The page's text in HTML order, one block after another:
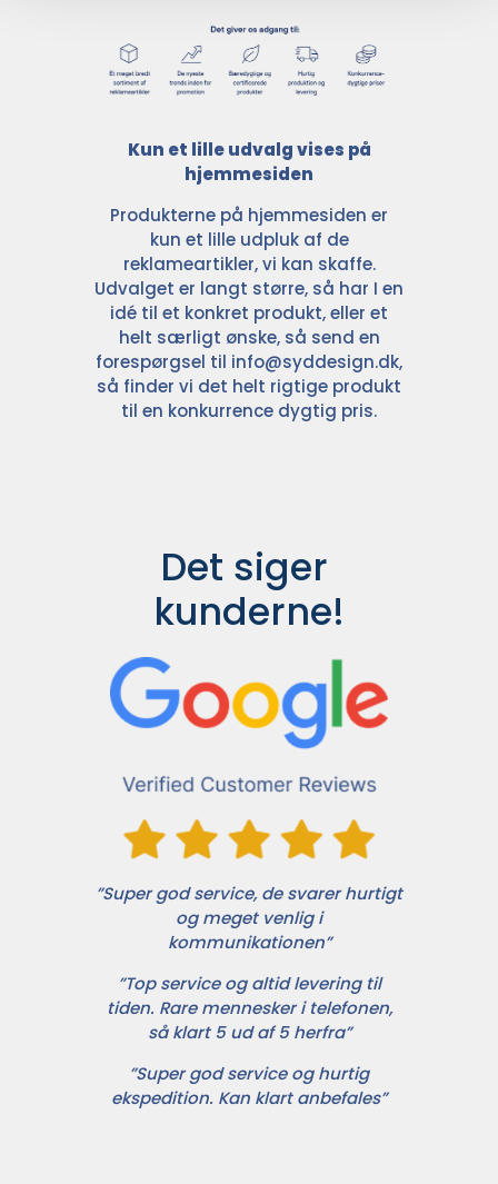
Kun et lille udvalg vises på
hjemmesiden
Produkterne på hjemmesiden er
kun et lille udpluk af de
reklameartikler, vi kan skaffe.
Udvalget er langt større, så har I en
idé til et konkret produkt, eller et
helt særligt ønske, så send en
forespørgsel til info@syddesign.dk,
så finder vi det helt rigtige produkt
til en konkurrence dygtig pris.
Det siger
kunderne!
”Super god service, de svarer hurtigt
og meget venlig i
kommunikationen”
”Top service og altid levering til
tiden. Rare mennesker i telefonen,
så klart 5 ud af 5 herfra”
”Super god service og hurtig
ekspedition. Kan klart anbefales”